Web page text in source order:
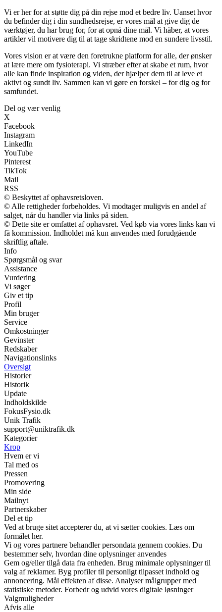
Vi er her for at støtte dig på din rejse mod et bedre liv. Uanset hvor
du befinder dig i din sundhedsrejse, er vores mål at give dig de
værktøjer, du har brug for, for at opnå dine mål. Vi håber, at vores
artikler vil motivere dig til at tage skridtene mod en sundere livsstil.
Vores vision er at være den foretrukne platform for alle, der ønsker
at lære mere om fysioterapi. Vi stræber efter at skabe et rum, hvor
alle kan finde inspiration og viden, der hjælper dem til at leve et
aktivt og sundt liv. Sammen kan vi gøre en forskel – for dig og for
samfundet.
Del og vær venlig
X
Facebook
Instagram
LinkedIn
YouTube
Pinterest
TikTok
Mail
RSS
© Beskyttet af ophavsretsloven.
© Alle rettigheder forbeholdes. Vi modtager muligvis en andel af
salget, når du handler via links på siden.
© Dette site er omfattet af ophavsret. Ved køb via vores links kan vi
få kommission. Indholdet må kun anvendes med forudgående
skriftlig aftale.
Info
Spørgsmål og svar
Assistance
Vurdering
Vi søger
Giv et tip
Profil
Min bruger
Service
Omkostninger
Gevinster
Redskaber
Navigationslinks
Oversigt
Historier
Historik
Update
Indholdskilde
FokusFysio.dk
Unik Trafik
support@uniktrafik.dk
Kategorier
Krop
Hvem er vi
Tal med os
Pressen
Promovering
Min side
Mailnyt
Partnerskaber
Del et tip
Ved at bruge sitet accepterer du, at vi sætter cookies. Læs om
formålet her.
Vi og vores partnere behandler persondata gennem cookies. Du
bestemmer selv, hvordan dine oplysninger anvendes
Gem og/eller tilgå data fra enheden. Brug minimale oplysninger til
valg af reklamer. Byg profiler til personligt tilpasset indhold og
annoncering. Mål effekten af disse. Analyser målgrupper med
statistiske metoder. Forbedr og udvid vores digitale løsninger
Valgmuligheder
Afvis alle